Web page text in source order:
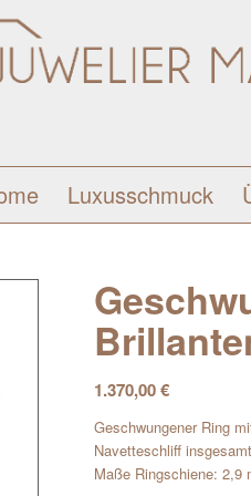
Luxusschmuck
1.370,00€
Geschwungener Ring
Navetteschliff
Maße Ringschiene: 2,9